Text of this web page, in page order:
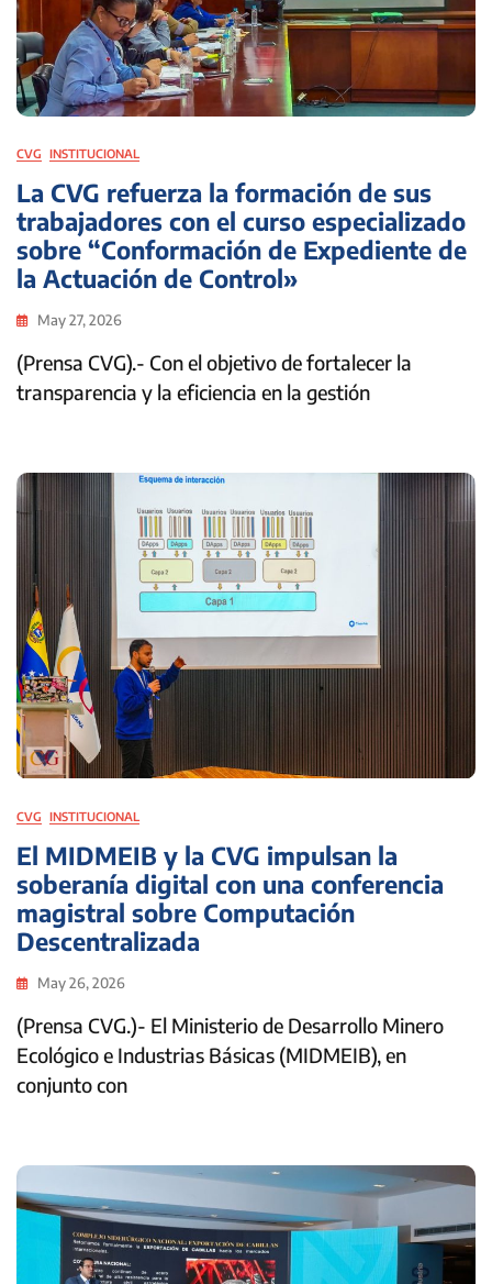
CVG INSTITUCIONAL
La CVG refuerza la formación de sus
trabajadores con el curso especializado
sobre “Conformación de Expediente de
la Actuación de Control»
May 27, 2026
(Prensa CVG).- Con el objetivo de fortalecer la
transparencia y la eficiencia en la gestión
CVG INSTITUCIONAL
El MIDMEIB y la CVG impulsan la
soberanía digital con una conferencia
magistral sobre Computación
Descentralizada
May 26, 2026
(Prensa CVG.)- El Ministerio de Desarrollo Minero
Ecológico e Industrias Básicas (MIDMEIB), en
conjunto con